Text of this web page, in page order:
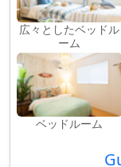
広々としたベッドル
ーム
ベッドルーム